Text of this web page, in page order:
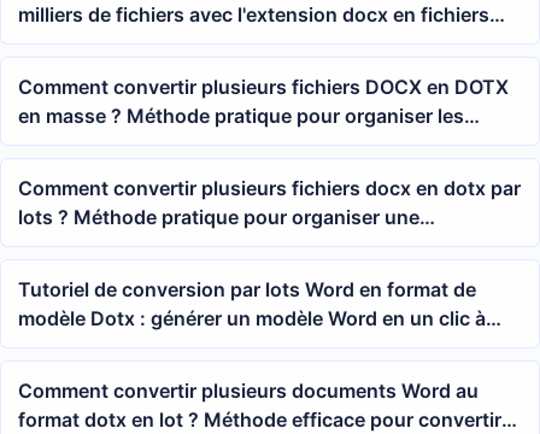
milliers de fichiers avec l'extension docx en fichiers
avec l'extension dotx
Comment convertir plusieurs fichiers DOCX en DOTX
en masse ? Méthode pratique pour organiser les
fichiers de modèles Word
Comment convertir plusieurs fichiers docx en dotx par
lots ? Méthode pratique pour organiser une
bibliothèque de modèles Word
Tutoriel de conversion par lots Word en format de
modèle Dotx : générer un modèle Word en un clic à
partir d'un document docx
Comment convertir plusieurs documents Word au
format dotx en lot ? Méthode efficace pour convertir